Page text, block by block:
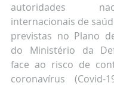
autoridades
internacionais de
previstas no Plano
do Ministério da
face ao risco de
coronavírus (Covid-